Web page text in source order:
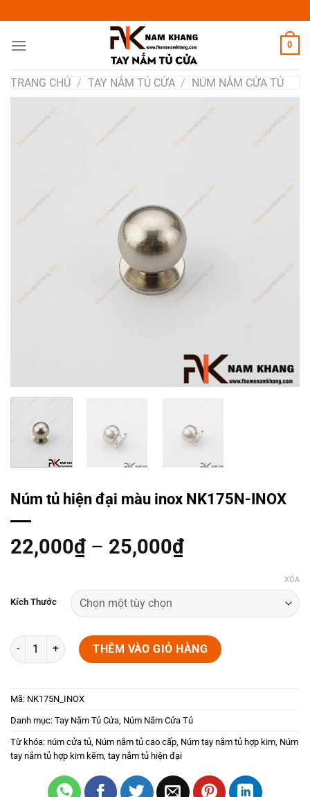
đến
nội
0
TRANG CHỦ / TAY NẮM TỦ CỬA / NÚM NẮM CỬA TỦ
Núm tủ hiện đại màu inox NK175N-INOX
22,000₫ – 25,000₫
Kích Thước
XÓA
Núm tủ hiện đại màu inox NK175N-INOX số lượng
THÊM VÀO GIỎ HÀNG
Mã: NK175N_INOX
Danh mục: Tay Nắm Tủ Cửa, Núm Nắm Cửa Tủ
Từ khóa: núm cửa tủ, Núm nắm tủ cao cấp, Núm tay nắm tủ hợp kim, Núm
tay nắm tủ hợp kim kẽm, tay nắm tủ hiện đại